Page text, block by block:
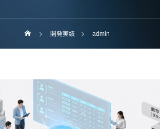
開発実績 admin